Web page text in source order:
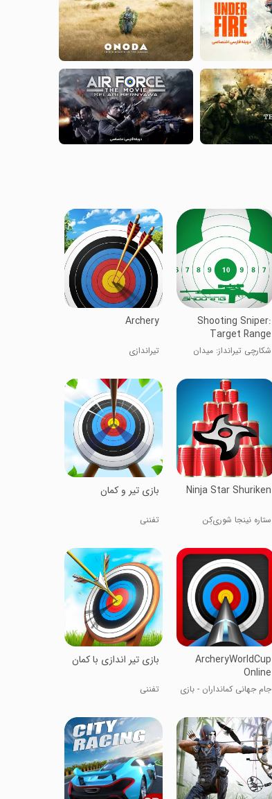
Shooting Sniper:
Target Range
شکارچی تیرانداز: میدان
Archery
تیراندازی
Ninja Star Shuriken
ستاره نینجا شوری‌کِن
بازی تیر و کمان
تفننی
ArcheryWorldCup
Online
جام جهانی کمانداران - بازی
بازی تیر اندازی با کمان
تفننی